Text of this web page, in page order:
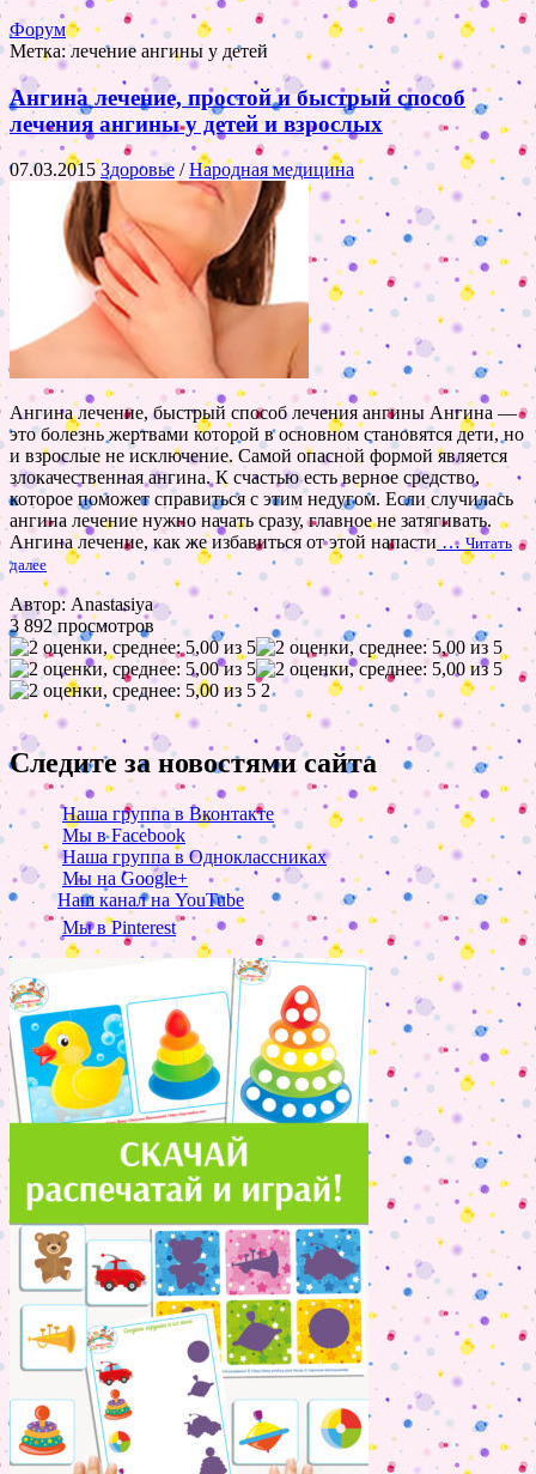
Форум
Метка:лечение ангины у детей
Ангина лечение, простой и быстрый способ
лечения ангины у детей и взрослых
07.03.2015Здоровье /Народная медицина
Ангина лечение, быстрый способ лечения ангины Ангина —
это болезнь жертвами которой в основном становятся дети, но
и взрослые не исключение. Самой опасной формой является
злокачественная ангина. К счастью есть верное средство,
которое поможет справиться с этим недугом. Если случилась
ангина лечение нужно начать сразу, главное не затягивать.
Ангина лечение, как же избавиться от этой напасти…Читать
далее
Автор: Anastasiya
3 892 просмотров
2
Следите за новостями сайта
Наша группа в Вконтакте
Мы в Facebook
Наша группа в Одноклассниках
Мы на Google+
Наш канал на YouTube
Мы в Pinterest